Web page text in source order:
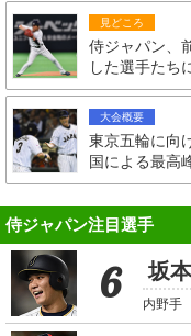
見どころ
侍ジャパン、
した選手たち
大会概要
東京五輪に向
国による最高
侍ジャパン注目選手
6 坂
内野手